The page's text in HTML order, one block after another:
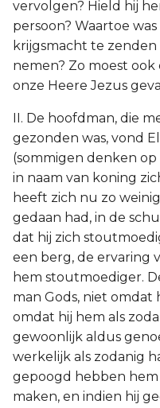
vervolgen? Hield hij
persoon? Waartoe
krijgsmacht te
nemen? Zo moest
onze Heere Jezus
II. De hoofdman, die
gezonden was, vond
(sommigen denken
in naam van koning
heeft zich nu zo
gedaan had, in de
dat hij zich
een berg, de ervaring
hem stoutmoediger.
man Gods, niet omdat
omdat hij hem als
gewoonlijk aldus
werkelijk als zodanig
gepoogd hebben
maken, en indien hij